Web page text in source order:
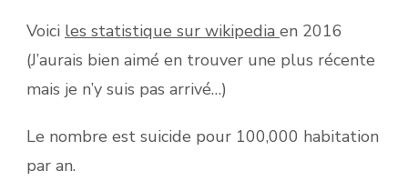
Voici les statistique sur wikipedia en 2016
(J’aurais bien aimé en trouver une plus récente
mais je n’y suis pas arrivé…)
Le nombre est suicide pour 100,000 habitation
par an.